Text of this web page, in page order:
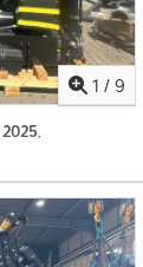
1 / 9
2025,